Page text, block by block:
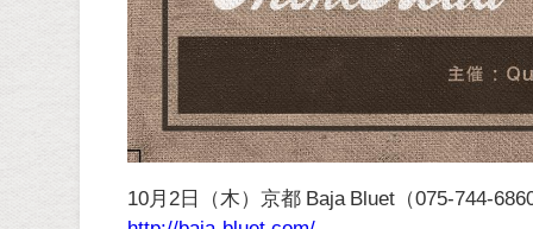
10月2日（木）京都 Baja Bluet（075-744-